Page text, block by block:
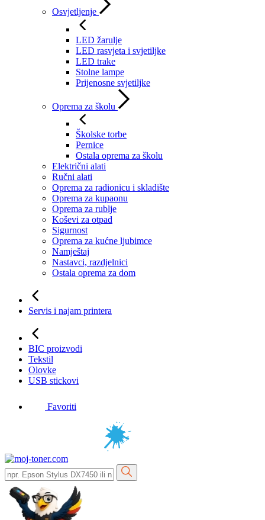
Osvjetljenje
LED žarulje
LED rasvjeta i svjetiljke
LED trake
Stolne lampe
Prijenosne svjetiljke
Oprema za školu
Školske torbe
Pernice
Ostala oprema za školu
Električni alati
Ručni alati
Oprema za radionicu i skladište
Oprema za kupaonu
Oprema za rublje
Koševi za otpad
Sigurnost
Oprema za kućne ljubimce
Namještaj
Nastavci, razdjelnici
Ostala oprema za dom
Servis i najam printera
BIC proizvodi
Tekstil
Olovke
USB stickovi
Favoriti